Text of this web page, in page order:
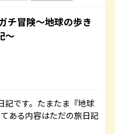
チ冒険～地球の歩き
～
記です。たまたま『地球
ある内容はただの旅日記